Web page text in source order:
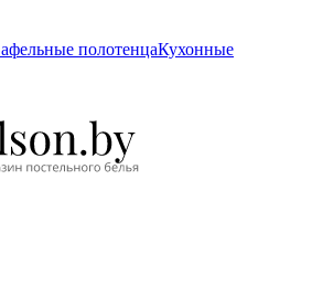
полотенцаКухонные